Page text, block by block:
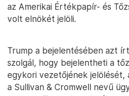
az Amerikai Értékpapír- és
volt elnökét jelöli.
Trump a bejelentésében azt
szolgál, hogy bejelentheti a
egykori vezetőjének jelölését,
a Sullivan & Cromwell nevű